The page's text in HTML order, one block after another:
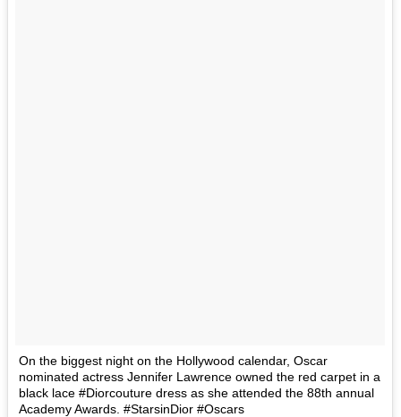
On the biggest night on the Hollywood calendar, Oscar
nominated actress Jennifer Lawrence owned the red carpet in a
black lace #Diorcouture dress as she attended the 88th annual
Academy Awards. #StarsinDior #Oscars